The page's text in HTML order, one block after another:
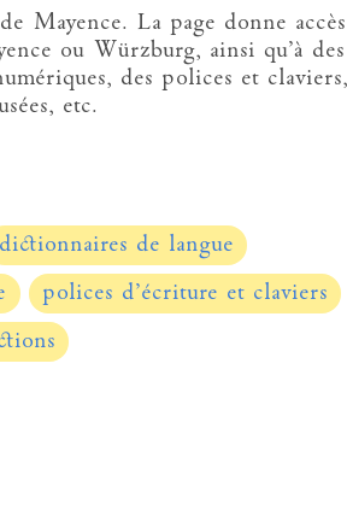
Mayence. La page donne
ou Würzburg, ainsi qu’à des
des polices et
etc.
dictionnaires de langue
polices d’écriture et claviers